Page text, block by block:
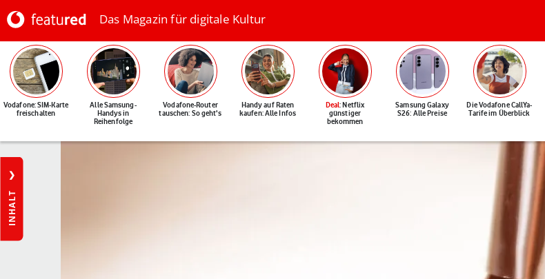
Das Magazin für digitale Kultur
Vodafone: SIM-Karte
freischalten
Alle Samsung-
Handys in
Reihenfolge
Vodafone-Router
tauschen: So geht's
Handy auf Raten
kaufen: Alle Infos
Deal: Netflix
günstiger
bekommen
Samsung Galaxy
S26: Alle Preise
Die Vodafone CallYa-
Tarife im Überblick
INHALT